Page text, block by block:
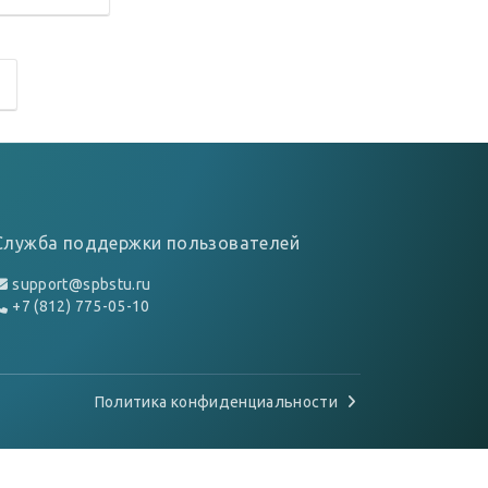
поддержки пользователей
support@spbstu.ru
+7 (812) 775-05-10
Политика конфиденциальности